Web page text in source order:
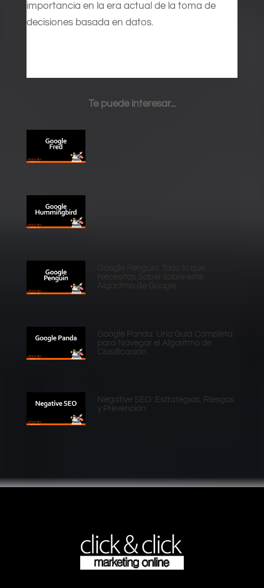
importancia en la era actual de la toma de
decisiones basada en datos.
Te puede interesar...
Google Panda: Una Guía Completa
para Navegar el Algoritmo de
Clasificación
Negative SEO: Estrategias, Riesgos
y Prevención